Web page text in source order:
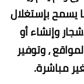
يسمح بإستغلال
وإنشاء أو
، وتوفير
مباشرة.